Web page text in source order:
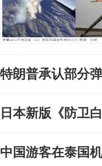
特朗普承认部分
日本新版《防卫
中国游客在泰国